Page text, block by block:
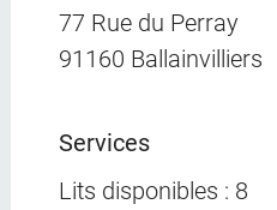
77 Rue du Perray
91160 Ballainvilliers
Services
Lits disponibles : 8